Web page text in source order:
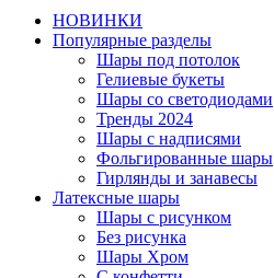
НОВИНКИ
Популярные разделы
Шары под потолок
Гелиевые букеты
Шары со светодиодами
Тренды 2024
Шары с надписями
Фольгированные шары
Гирлянды и занавесы
Латексные шары
Шары с рисунком
Без рисунка
Шары Хром